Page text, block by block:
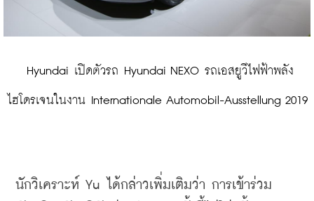
ไฮโดรเจนในงาน Internationale Automobil-Ausstellung 2019
นักวิเคราะห์ Yu ได้กล่าวเพิ่มเติมว่า การเข้าร่วม